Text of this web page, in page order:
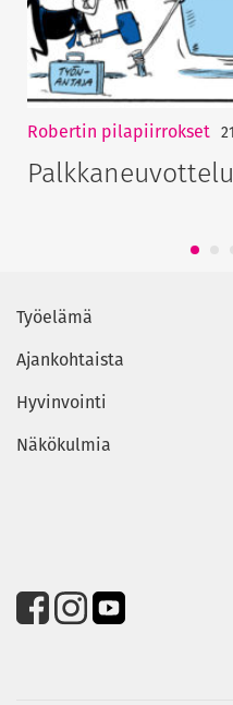
Robertin pilapiirrokset
1
Työelämä
Ajankohtaista
Hyvinvointi
Näkökulmia